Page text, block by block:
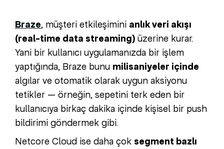
Braze, müşteri etkileşimini anlık veri akışı
(real-time data streaming) üzerine kurar.
Yani bir kullanıcı uygulamanızda bir işlem
yaptığında, Braze bunu milisaniyeler içinde
algılar ve otomatik olarak uygun aksiyonu
tetikler — örneğin, sepetini terk eden bir
kullanıcıya birkaç dakika içinde kişisel bir push
bildirimi göndermek gibi.
Netcore Cloud ise daha çok segment bazlı